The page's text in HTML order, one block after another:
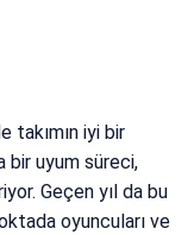
takımın iyi bir
bir uyum süreci,
Geçen yıl da bu
oyuncuları ve